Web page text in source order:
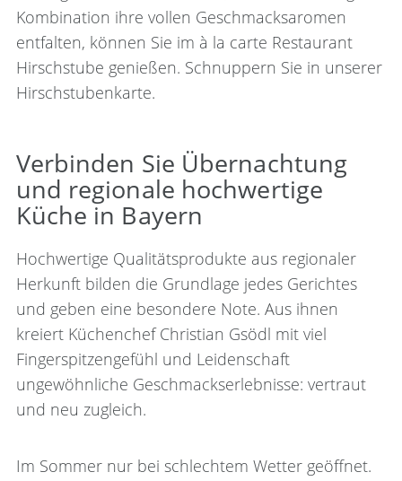
Kombination ihre vollen Geschmacksaromen
entfalten, können Sie im à la carte Restaurant
Hirschstube genießen. Schnuppern Sie in unserer
Hirschstubenkarte.
Verbinden Sie Übernachtung
und regionale hochwertige
Küche in Bayern
Hochwertige Qualitätsprodukte aus regionaler
Herkunft bilden die Grundlage jedes Gerichtes
und geben eine besondere Note. Aus ihnen
kreiert Küchenchef Christian Gsödl mit viel
Fingerspitzengefühl und Leidenschaft
ungewöhnliche Geschmackserlebnisse: vertraut
und neu zugleich.
Im Sommer nur bei schlechtem Wetter geöffnet.